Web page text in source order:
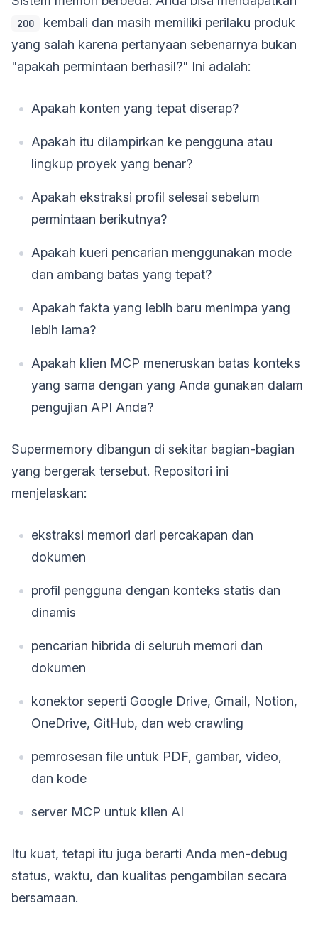
200
kembali dan masih memiliki perilaku produk
yang salah karena pertanyaan sebenarnya bukan
"apakah permintaan berhasil?" Ini adalah:
Apakah konten yang tepat diserap?
Apakah itu dilampirkan ke pengguna atau
lingkup proyek yang benar?
Apakah ekstraksi profil selesai sebelum
permintaan berikutnya?
Apakah kueri pencarian menggunakan mode
dan ambang batas yang tepat?
Apakah fakta yang lebih baru menimpa yang
lebih lama?
Apakah klien MCP meneruskan batas konteks
yang sama dengan yang Anda gunakan dalam
pengujian API Anda?
Supermemory dibangun di sekitar bagian-bagian
yang bergerak tersebut. Repositori ini
menjelaskan:
ekstraksi memori dari percakapan dan
dokumen
profil pengguna dengan konteks statis dan
dinamis
pencarian hibrida di seluruh memori dan
dokumen
konektor seperti Google Drive, Gmail, Notion,
OneDrive, GitHub, dan web crawling
pemrosesan file untuk PDF, gambar, video,
dan kode
server MCP untuk klien AI
Itu kuat, tetapi itu juga berarti Anda men-debug
status, waktu, dan kualitas pengambilan secara
bersamaan.